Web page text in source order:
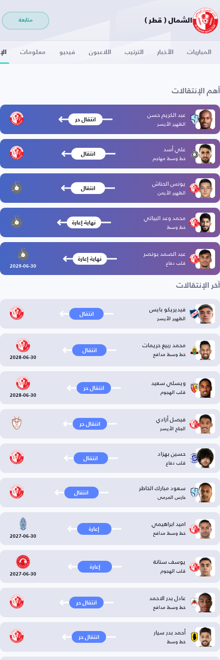
الشمال ( قطر ) متابعة
المباريات الأخبار الترتيب اللاعبون فيديو معلومات
أهم الإنتقالات
عبد الكريم حسن
الظهير الأيسر انتقال حر
علي أسد
خط وسط مهاجم انتقال
يونس الحناش
الظهير الأيمن انتقال
محمد وعد البياتي
خط وسط نهاية إعارة
عبد الصمد بونصر
قلب دفاع نهاية إعارة
2029-06-30
آخر الإنتقالات
فيديريكو بايس
الظهير الأيسر انتقال
محمد ربيع حريمات
خط وسط مدافع انتقال
2028-06-30
ويسلي سعيد
قلب الهجوم انتقال حر
2028-06-30
فيصل أزادي
الجناح الأيسر انتقال حر
حسين بهزاد
قلب دفاع انتقال
سعود مبارك الخاطر
حارس المرمى انتقال
اميد ابراهيمي
خط وسط مدافع إعارة
2027-06-30
يوسف سنانة
قلب الهجوم إعارة
2027-06-30
عادل بدر الاحمد
خط وسط مدافع انتقال حر
أحمد بدر سيار
خط وسط انتقال حر